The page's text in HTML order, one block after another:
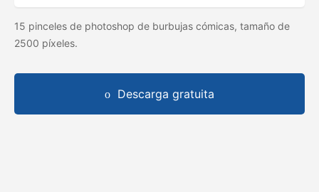
15 pinceles de photoshop de burbujas cómicas, tamaño de
2500 píxeles.
Descarga gratuita